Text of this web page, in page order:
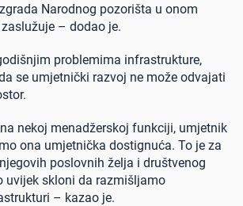
Narodnog pozorišta u onom
– dodao je.
problemima infrastrukture,
se umjetnički razvoj ne može odvajati
nekoj menadžerskoj funkciji, umjetnik
ona umjetnička dostignuća. To je za
poslovnih želja i društvenog
uvijek skloni da razmišljamo
– kazao je.